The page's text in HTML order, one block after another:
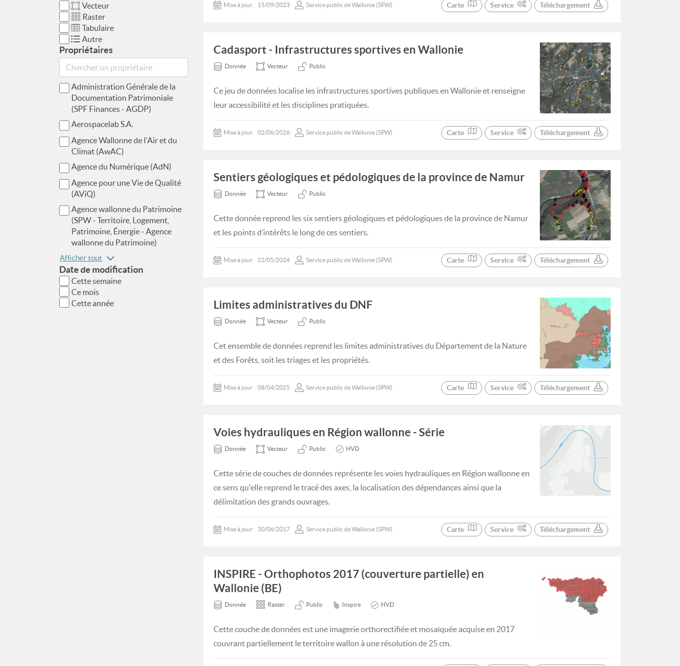
Vecteur
Raster
Tabulaire
Autre
Propriétaires
Administration Générale de la
Documentation Patrimoniale
(SPF Finances - AGDP)
Aerospacelab S.A.
Agence Wallonne de l'Air et du
Climat (AwAC)
Agence du Numérique (AdN)
Agence pour une Vie de Qualité
(AViQ)
Agence wallonne du Patrimoine
(SPW - Territoire, Logement,
Patrimoine, Énergie - Agence
wallonne du Patrimoine)
Afficher tout
Date de modification
Cette semaine
Ce mois
Cette année
Mise à jour: 15/09/2023 Service public de Wallonie (SPW) Carte Service Téléchargement
Cadasport - Infrastructures sportives en Wallonie
Donnée Vecteur Public
Ce jeu de données localise les infrastructures sportives publiques en Wallonie et renseigne
leur accessibilité et les disciplines pratiquées.
Mise à jour: 02/06/2026 Service public de Wallonie (SPW) Carte Service Téléchargement
Sentiers géologiques et pédologiques de la province de Namur
Donnée Vecteur Public
Cette donnée reprend les six sentiers géologiques et pédologiques de la province de Namur
et les points d’intérêts le long de ces sentiers.
Mise à jour: 22/05/2024 Service public de Wallonie (SPW) Carte Service Téléchargement
Limites administratives du DNF
Donnée Vecteur Public
Cet ensemble de données reprend les limites administratives du Département de la Nature
et des Forêts, soit les triages et les propriétés.
Mise à jour: 08/04/2025 Service public de Wallonie (SPW) Carte Service Téléchargement
Voies hydrauliques en Région wallonne - Série
Donnée Vecteur Public HVD
Cette série de couches de données représente les voies hydrauliques en Région wallonne en
ce sens qu'elle reprend le tracé des axes, la localisation des dépendances ainsi que la
délimitation des grands ouvrages.
Mise à jour: 30/06/2017 Service public de Wallonie (SPW) Carte Service Téléchargement
INSPIRE - Orthophotos 2017 (couverture partielle) en
Wallonie (BE)
Donnée Raster Public Inspire HVD
Cette couche de données est une imagerie orthorectifiée et mosaïquée acquise en 2017
couvrant partiellement le territoire wallon à une résolution de 25 cm.